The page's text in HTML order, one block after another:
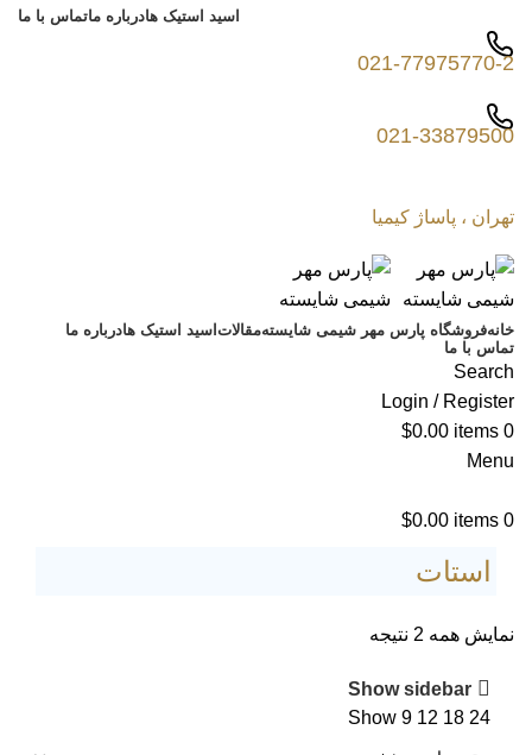
اسید استیک هادرباره ماتماس با ما
021-77975770-2
021-33879500
تهران ، پاساژ کیمیا
خانهفروشگاه پارس مهر شیمی شایستهمقالات اسید استیک هادرباره ما
تماس با ما
Search
Login / Register
0
items
$0.00
Menu
0
items
$0.00
استات
نمایش همه 2 نتیجه
Show sidebar
Show 9 12 18 24